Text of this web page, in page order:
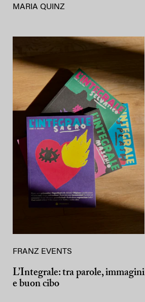
MARIA QUINZ
FRANZ EVENTS
L’Integrale: tra parole, immagini
e buon cibo